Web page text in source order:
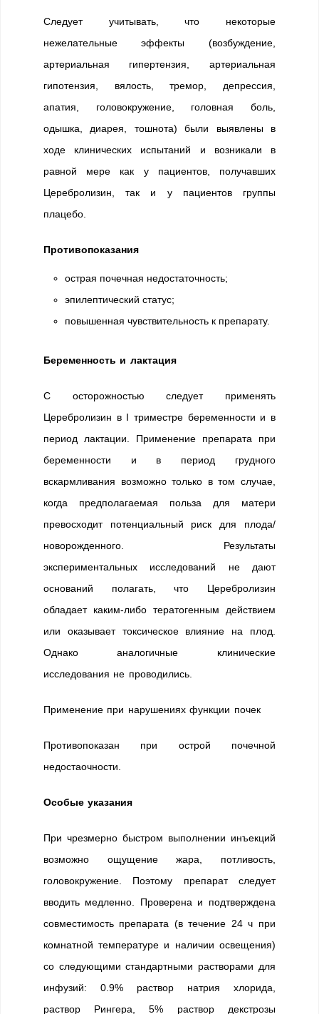
Следует учитывать, что некоторые
нежелательные эффекты (возбуждение,
артериальная гипертензия, артериальная
гипотензия, вялость, тремор, депрессия,
апатия, головокружение, головная боль,
одышка, диарея, тошнота) были выявлены в
ходе клинических испытаний и возникали в
равной мере как у пациентов, получавших
Церебролизин, так и у пациентов группы
плацебо.
Противопоказания
острая почечная недостаточность;
эпилептический статус;
повышенная чувствительность к препарату.
Беременность и лактация
С осторожностью следует применять
Церебролизин в I триместре беременности и в
период лактации. Применение препарата при
беременности и в период грудного
вскармливания возможно только в том случае,
когда предполагаемая польза для матери
превосходит потенциальный риск для плода/
новорожденного. Результаты
экспериментальных исследований не дают
оснований полагать, что Церебролизин
обладает каким-либо тератогенным действием
или оказывает токсическое влияние на плод.
Однако аналогичные клинические
исследования не проводились.
Применение при нарушениях функции почек
Противопоказан при острой почечной
недостаочности.
Особые указания
При чрезмерно быстром выполнении инъекций
возможно ощущение жара, потливость,
головокружение. Поэтому препарат следует
вводить медленно. Проверена и подтверждена
совместимость препарата (в течение 24 ч при
комнатной температуре и наличии освещения)
со следующими стандартными растворами для
инфузий: 0.9% раствор натрия хлорида,
раствор Рингера, 5% раствор декстрозы